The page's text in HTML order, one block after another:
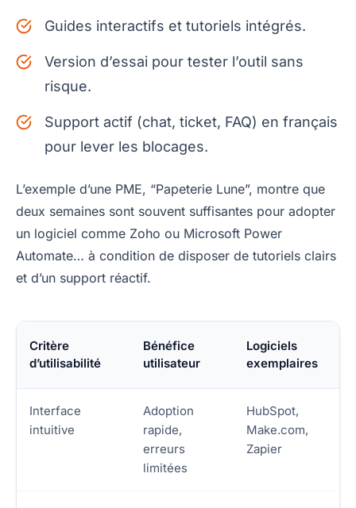
Guides interactifs et tutoriels intégrés.
Version d’essai pour tester l’outil sans
risque.
Support actif (chat, ticket, FAQ) en français
pour lever les blocages.
L’exemple d’une PME, “Papeterie Lune”, montre que
deux semaines sont souvent suffisantes pour adopter
un logiciel comme Zoho ou Microsoft Power
Automate… à condition de disposer de tutoriels clairs
et d’un support réactif.
Critère
d’utilisabilité
Bénéfice
utilisateur
Logiciels
exemplaires
Interface
intuitive
Adoption
rapide,
erreurs
limitées
HubSpot,
Make.com,
Zapier